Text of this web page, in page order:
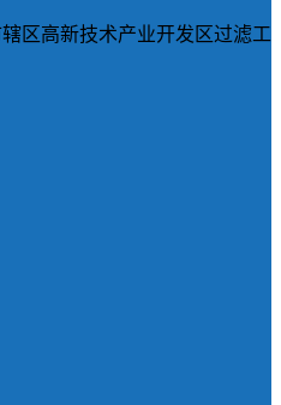
区高新技术产业开发区过滤工